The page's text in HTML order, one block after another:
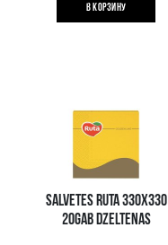
B КОРЗИНУ
SALVETES RUTA 330X330
20GAB DZELTENAS